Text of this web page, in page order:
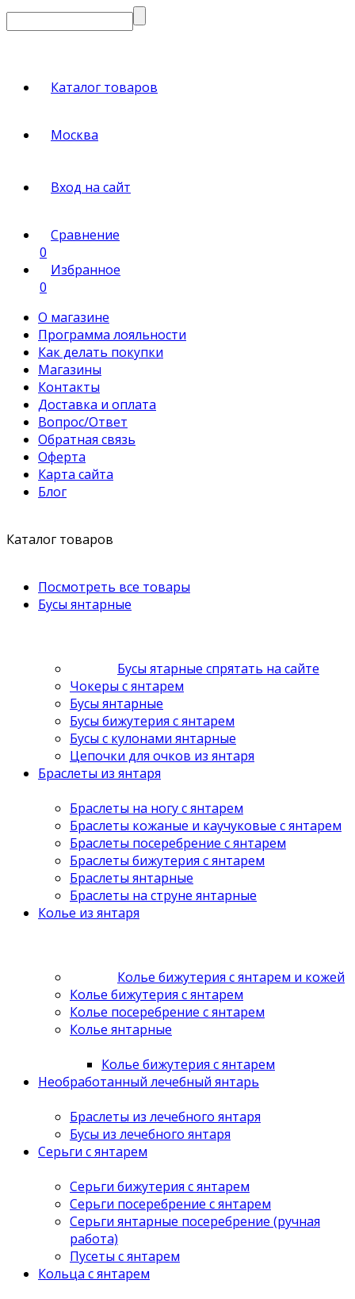
Каталог товаров
Москва
Вход на сайт
Сравнение
0
Избранное
0
О магазине
Программа лояльности
Как делать покупки
Магазины
Контакты
Доставка и оплата
Вопрос/Ответ
Обратная связь
Оферта
Карта сайта
Блог
Каталог товаров
Посмотреть все товары
Бусы янтарные
Бусы ятарные спрятать на сайте
Чокеры с янтарем
Бусы янтарные
Бусы бижутерия с янтарем
Бусы с кулонами янтарные
Цепочки для очков из янтаря
Браслеты из янтаря
Браслеты на ногу с янтарем
Браслеты кожаные и каучуковые с янтарем
Браслеты посеребрение с янтарем
Браслеты бижутерия с янтарем
Браслеты янтарные
Браслеты на струне янтарные
Колье из янтаря
Колье бижутерия с янтарем и кожей
Колье бижутерия с янтарем
Колье посеребрение с янтарем
Колье янтарные
Колье бижутерия с янтарем
Необработанный лечебный янтарь
Браслеты из лечебного янтаря
Бусы из лечебного янтаря
Серьги с янтарем
Серьги бижутерия с янтарем
Серьги посеребрение с янтарем
Серьги янтарные посеребрение (ручная
работа)
Пусеты с янтарем
Кольца с янтарем